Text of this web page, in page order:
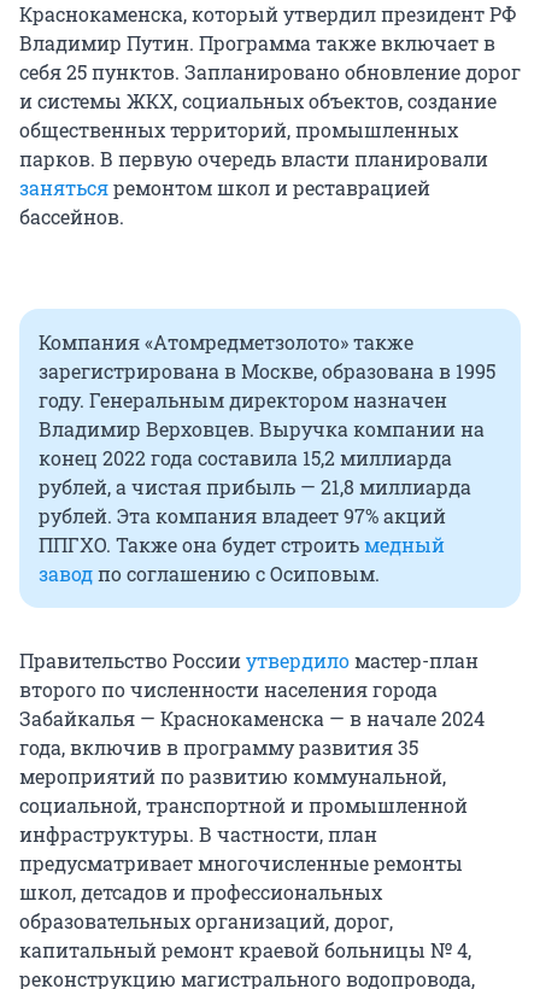
Краснокаменска, который утвердил президент РФ
Владимир Путин. Программа также включает в
себя 25 пунктов. Запланировано обновление дорог
и системы ЖКХ, социальных объектов, создание
общественных территорий, промышленных
парков. В первую очередь власти планировали
занятьсяремонтом школ и реставрацией
бассейнов.
Компания «Атомредметзолото» также
зарегистрирована в Москве, образована в 1995
году. Генеральным директором назначен
Владимир Верховцев. Выручка компании на
конец 2022 года составила 15,2 миллиарда
рублей, а чистая прибыль — 21,8 миллиарда
рублей. Эта компания владеет 97% акций
ППГХО. Также она будет строитьмедный
заводпо соглашению с Осиповым.
Правительство Россииутвердиломастер-план
второго по численности населения города
Забайкалья — Краснокаменска — в начале 2024
года, включив в программу развития 35
мероприятий по развитию коммунальной,
социальной, транспортной и промышленной
инфраструктуры. В частности, план
предусматривает многочисленные ремонты
школ, детсадов и профессиональных
образовательных организаций, дорог,
капитальный ремонт краевой больницы № 4,
реконструкцию магистрального водопровода,